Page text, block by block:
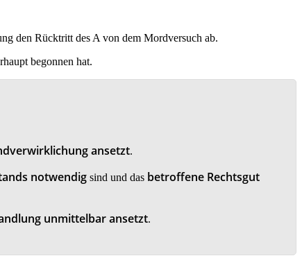
den Rücktritt des A von dem Mordversuch ab.
begonnen hat.
ansetzt.
notwendig sind und das betroffene Rechtsgut
unmittelbar ansetzt.